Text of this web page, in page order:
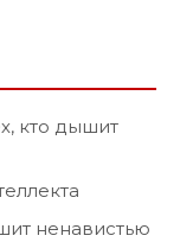
кто дышит
ненавистью